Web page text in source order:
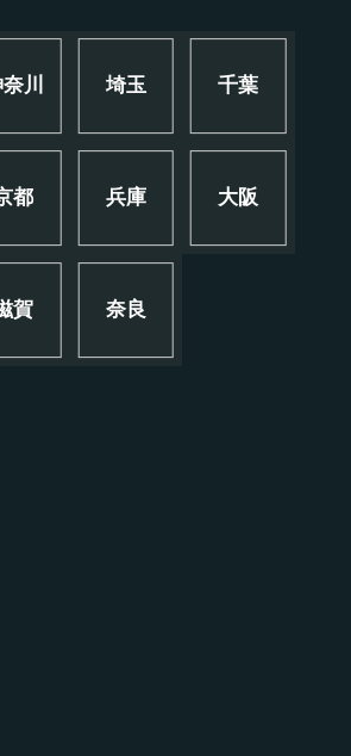
川 埼玉 千葉
都 兵庫 大阪
賀 奈良